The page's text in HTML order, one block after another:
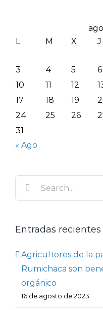
L
M X J
3
4 5 6
10
11 12
17
18 19
24
25 26
31
« Ago
Entradas recientes
Agricultores de la
Rumichaca son
orgánico
16 de agosto de 2023